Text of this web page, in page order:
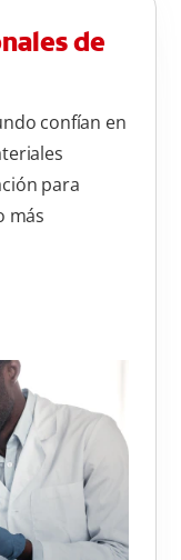
de
confían en
para
más